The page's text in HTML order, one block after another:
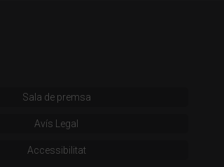
Sala de premsa
Avís Legal
Accessibilitat